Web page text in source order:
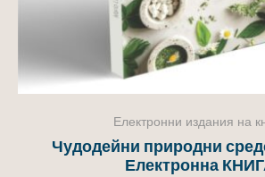
Електронни издания на
Чудодейни природни
Електронна